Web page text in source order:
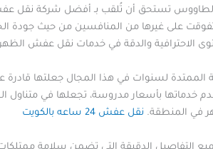
تستحق أن تُلقب بـ أفضل شركة نقل
على غيرها من المنافسين من حيث جودة
الاحترافية والدقة في خدمات نقل عفش
لسنوات في هذا المجال جعلتها قادرة
خدماتها بأسعار مدروسة، تجعلها في
في المنطقة. نقل عفش 24 ساعه بالكويت